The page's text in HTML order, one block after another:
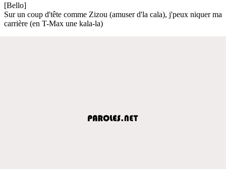
[Bello]
Sur un coup d'tête comme Zizou (amuser d'la cala), j'peux niquer ma
carrière (en T-Max une kala-la)